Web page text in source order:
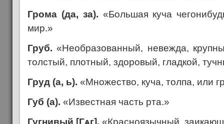
Грома (да, за). «Большая куча
мир.»
Груб. «Необразованный, невежда,
толстый, плотный, здоровый, гладкой,
Груд (а, ь). «Множество, куча, толпа, или
Губ (а). «Известная часть рта.»
Гугнивый [Гѧг]. «Красноязычный,